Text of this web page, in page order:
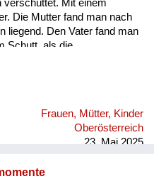
verschüttet. Mit einem
Die Mutter fand man nach
liegend. Den Vater fand man
Schutt, als die
DieToten dieses
Frauen, Mütter, Kinder
Oberösterreich
23. Mai 2025